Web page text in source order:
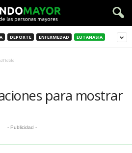
DEPORTE ENFERMEDAD EUTANASIA
para mostrar
- Publicidad -